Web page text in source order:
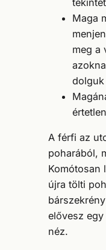
Maga
meg a
dolguk
A férfi az
poharából,
Komótosan
újra tölti
elővesz
néz.